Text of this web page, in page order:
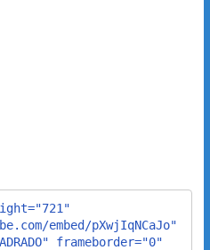
embed/pXwjIqNCaJo"
frameborder="0"